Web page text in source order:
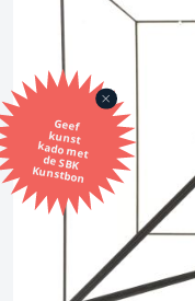
Geef
kunst
kado met
de SBK
Kunstbon